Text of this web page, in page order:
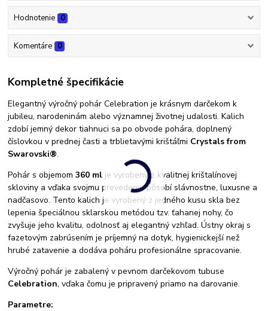
Hodnotenie 0
Komentáre 0
Kompletné špecifikácie
Elegantný výročný pohár Celebration je krásnym darčekom k
jubileu, narodeninám alebo významnej životnej udalosti. Kalich
zdobí jemný dekor tiahnuci sa po obvode pohára, doplnený
číslovkou v prednej časti a trblietavými krištáľmi Crystals from
Swarovski®.
Pohár s objemom360 ml je vyrobený z kvalitnej krištalínovej
skloviny a vďaka svojmu prevedeniu pôsobí slávnostne, luxusne a
nadčasovo. Tento kalich je vyrobený z jedného kusu skla bez
lepenia špeciálnou sklarskou metódou tzv. ťahanej nohy, čo
zvyšuje jeho kvalitu, odolnosť aj elegantný vzhľad. Ústny okraj s
fazetovým zabrúsením je príjemný na dotyk, hygienickejší než
hrubé zatavenie a dodáva poháru profesionálne spracovanie.
Výročný pohár je zabalený v pevnom darčekovom tubuse
Celebration, vďaka čomu je pripravený priamo na darovanie.
Parametre: